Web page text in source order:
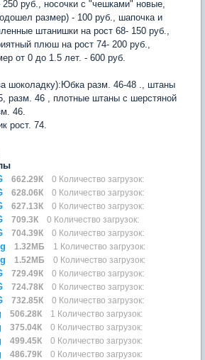
руб., носочки с "чешками" новые,
размер) - 100 руб., шапочка и
штанишки на рост 68- 150 руб.,
плюш на рост 74- 200 руб.,
от 0 до 1.5 лет. - 600 руб.
разм. 46-48 ., штаны
разм. 46 , плотные штаны с шерстяной
46.
рост. 74.
662.29К 0 Количество загрузок:
628.06К 0 Количество загрузок:
627.13К 0 Количество загрузок:
709.3К 0 Количество загрузок:
704.39К 0 Количество загрузок:
1.32МБ 1 Количество загрузок:
1.52МБ 0 Количество загрузок:
729.49К 0 Количество загрузок:
724.78К 0 Количество загрузок:
732.85К 0 Количество загрузок:
506.28К 1 Количество загрузок:
375.04К 0 Количество загрузок:
499.45К 0 Количество загрузок:
486.79К 0 Количество загрузок: